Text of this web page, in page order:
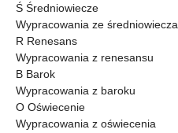
Ś Średniowiecze
Wypracowania ze średniowiecza
R Renesans
Wypracowania z renesansu
B Barok
Wypracowania z baroku
O Oświecenie
Wypracowania z oświecenia